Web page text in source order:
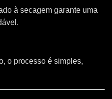
à secagem garante uma
o processo é simples,